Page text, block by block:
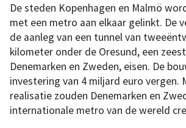
De steden Kopenhagen en Malmö
met een metro aan elkaar gelinkt. De
de aanleg van een tunnel van
kilometer onder de Oresund, een
Denemarken en Zweden, eisen. De
investering van 4 miljard euro vergen.
realisatie zouden Denemarken en
internationale metro van de wereld